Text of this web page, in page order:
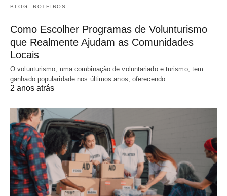
BLOG ROTEIROS
Como Escolher Programas de Volunturismo
que Realmente Ajudam as Comunidades
Locais
O volunturismo, uma combinação de voluntariado e turismo, tem
ganhado popularidade nos últimos anos, oferecendo…
2 anos atrás